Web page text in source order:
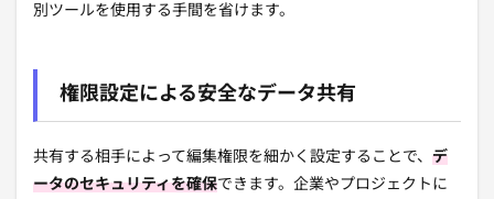
別ツールを使用する手間を省けます。
権限設定による安全なデータ共有
共有する相手によって編集権限を細かく設定することで、 デ
ータのセキュリティを確保できます。企業やプロジェクトに